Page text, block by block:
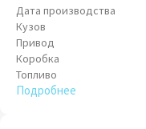
Дата производства
Кузов
Привод
Коробка
Топливо
Подробнее